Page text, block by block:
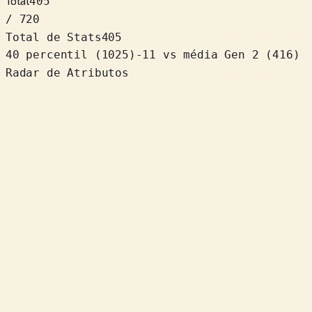
/ 720
Total de Stats405
40 percentil
( 1025 ) -11
vs média Gen 2 (416)
Radar de Atributos